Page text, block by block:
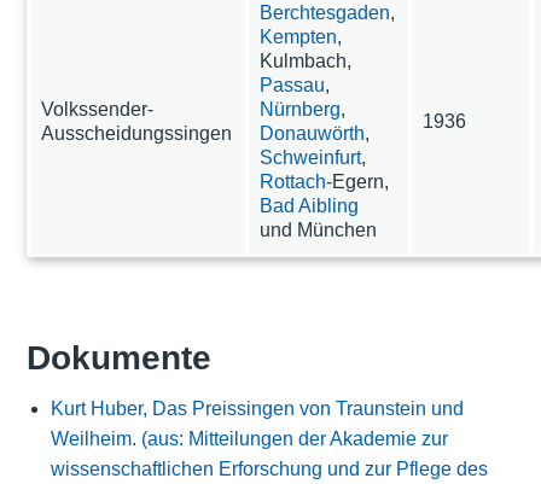
Volkssender-
Ausscheidungssingen
Berchtesgaden,
Kempten,
Kulmbach,
Passau,
Nürnberg,
Donauwörth,
Schweinfurt,
Rottach-Egern,
Bad Aibling
und München
1936
Dokumente
Kurt Huber, Das Preissingen von Traunstein und
Weilheim. (aus: Mitteilungen der Akademie zur
wissenschaftlichen Erforschung und zur Pflege des